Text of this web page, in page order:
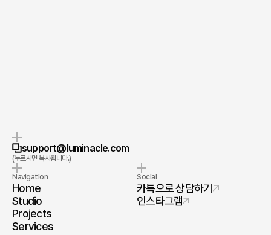
support@luminacle.com
누르시면 복사됩니다.
(누르시면 복사됩니다.)
Navigation
Home
Studio
Projects
Services
Social
카톡으로 상담하기
인스타그램